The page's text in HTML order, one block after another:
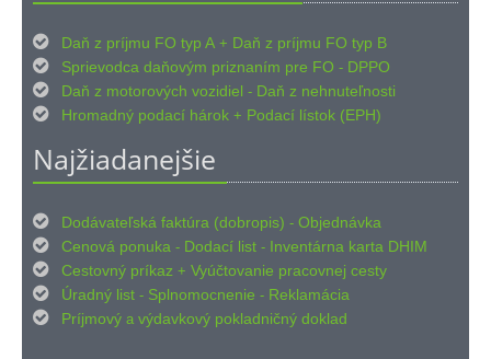
 Daň z príjmu FO typ A + Daň z príjmu FO typ B

Sprievodca daňovým priznaním pre FO - DPPO

Daň z motorových vozidiel - Daň z nehnuteľnosti

Hromadný podací hárok + Podací lístok (EPH)
Najžiadanejšie
 Dodávateľská faktúra (dobropis) - Objednávka

Cenová ponuka - Dodací list - Inventárna karta DHIM

Cestovný príkaz + Vyúčtovanie pracovnej cesty

Úradný list - Splnomocnenie - Reklamácia

Príjmový a výdavkový pokladničný doklad